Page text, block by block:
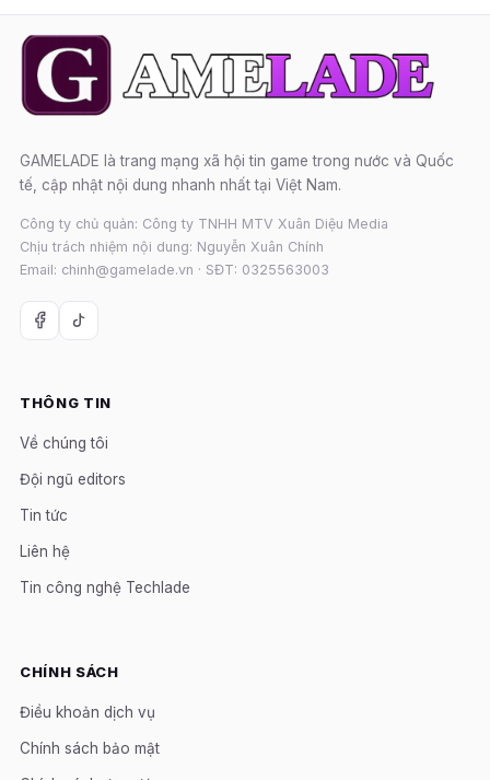
GAMELADE là trang mạng xã hội tin game trong nước và Quốc
tế, cập nhật nội dung nhanh nhất tại Việt Nam.
Công ty chủ quản: Công ty TNHH MTV Xuân Diệu Media
Chịu trách nhiệm nội dung: Nguyễn Xuân Chính
Email: chinh@gamelade.vn · SĐT: 0325563003
THÔNG TIN
Về chúng tôi
Đội ngũ editors
Tin tức
Liên hệ
Tin công nghệ Techlade
CHÍNH SÁCH
Điều khoản dịch vụ
Chính sách bảo mật